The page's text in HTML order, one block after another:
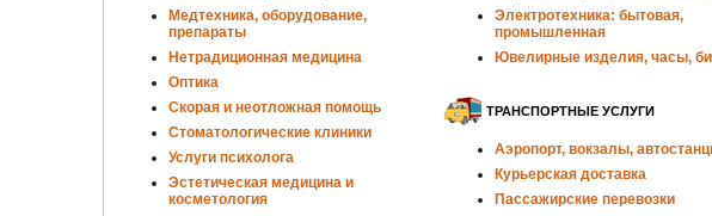
Медтехника, оборудование,
препараты
Нетрадиционная медицина
Оптика
Скорая и неотложная помощь
Стоматологические клиники
Услуги психолога
Эстетическая медицина и
косметология
Электротехника: бытовая,
промышленная
Ювелирные изделия, часы,
ТРАНСПОРТНЫЕ УСЛУГИ
Аэропорт, вокзалы,
Курьерская доставка
Пассажирские перевозки